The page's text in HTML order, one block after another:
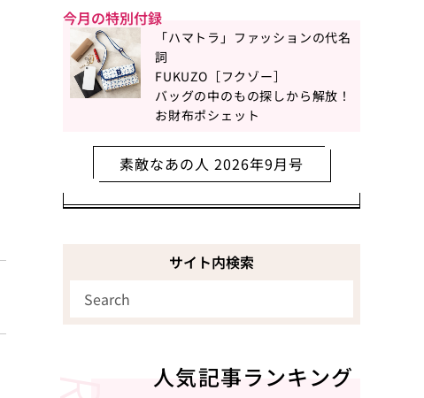
今月の特別付録
「ハマトラ」ファッションの代名
詞
FUKUZO［フクゾー］
バッグの中のもの探しから解放！
お財布ポシェット
素敵なあの人 2026年9月号
サイト内検索
人気記事ランキング